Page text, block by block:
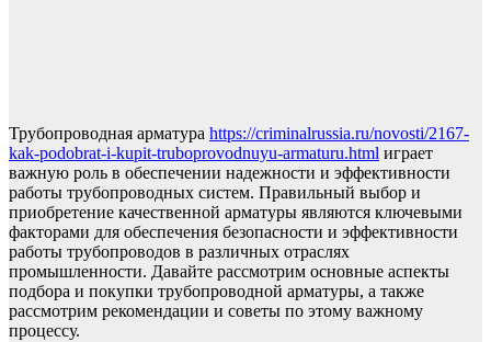
Трубопроводная арматура https://criminalrussia.ru/novosti/2167-
kak-podobrat-i-kupit-truboprovodnuyu-armaturu.html играет
важную роль в обеспечении надежности и эффективности
работы трубопроводных систем. Правильный выбор и
приобретение качественной арматуры являются ключевыми
факторами для обеспечения безопасности и эффективности
работы трубопроводов в различных отраслях
промышленности. Давайте рассмотрим основные аспекты
подбора и покупки трубопроводной арматуры, а также
рассмотрим рекомендации и советы по этому важному
процессу.